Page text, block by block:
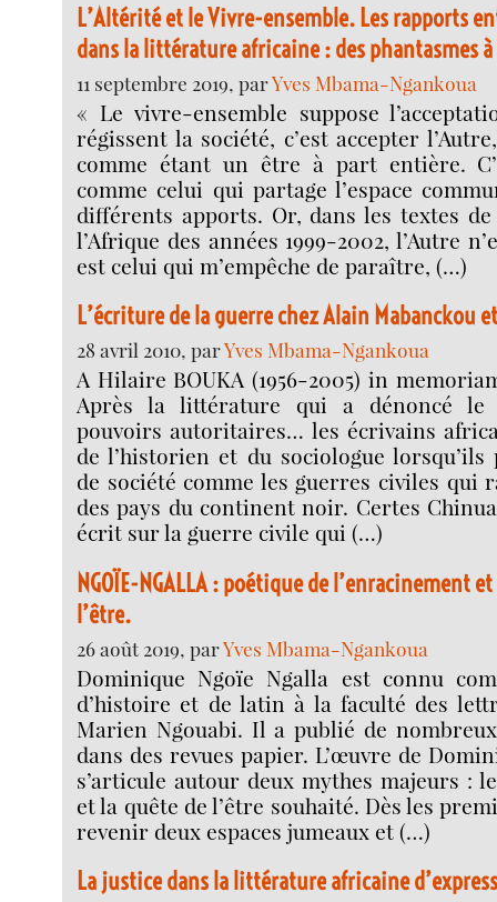
L’Altérité et le Vivre-ensemble. Les rapports
dans la littérature africaine : des phantasmes
11 septembre 2019, parYves Mbama-Ngankoua
« Le vivre-ensemble suppose
régissent la société, c’est accepter
comme étant un être à part entière.
comme celui qui partage l’espace
différents apports. Or, dans les textes
l’Afrique des années 1999-2002, l’Autre
est celui qui m’empêche de paraître, (…)
L’écriture de la guerre chez Alain Mabanckou
28 avril 2010, parYves Mbama-Ngankoua
A Hilaire BOUKA (1956-2005) in
Après la littérature qui a dénoncé le
pouvoirs autoritaires… les écrivains
de l’historien et du sociologue
de société comme les guerres civiles qui
des pays du continent noir. Certes
écrit sur la guerre civile qui (…)
NGOÏE-NGALLA : poétique de l’enracinement
l’être.
26 août 2019, parYves Mbama-Ngankoua
Dominique Ngoïe Ngalla est connu
d’histoire et de latin à la faculté des
Marien Ngouabi. Il a publié de
dans des revues papier. L’œuvre de
s’articule autour deux mythes majeurs :
et la quête de l’être souhaité. Dès les
revenir deux espaces jumeaux et (…)
La justice dans la littérature africaine